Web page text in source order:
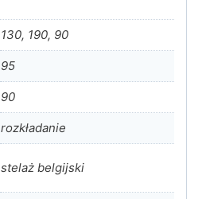
130, 190, 90
95
90
rozkładanie
stelaż belgijski